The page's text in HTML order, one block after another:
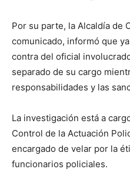
Por su parte, la Alcaldía de
comunicado, informó que
contra del oficial
separado de su cargo
responsabilidades y las
La investigación está a
Control de la Actuación
encargado de velar por la
funcionarios policiales.